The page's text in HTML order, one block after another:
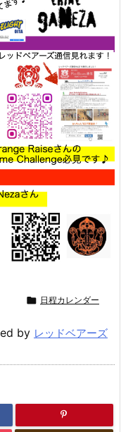
 日程カレンダー
by レッドベアーズ